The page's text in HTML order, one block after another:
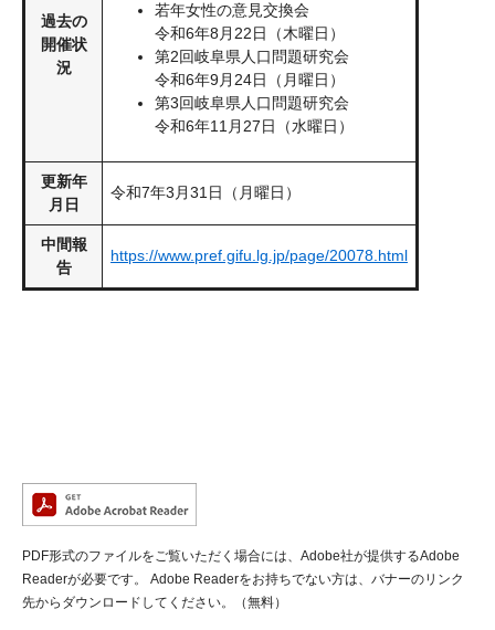
過去の
開催状
況
若年女性の意見交換会
令和6年8月22日（木曜日）
第2回岐阜県人口問題研究会
令和6年9月24日（月曜日）
第3回岐阜県人口問題研究会
​令和6年11月27日（水曜日）
更新年
月日
令和7年3月31日（月曜日）
中間報
告
https://www.pref.gifu.lg.jp/page/20078.html
PDF形式のファイルをご覧いただく場合には、Adobe社が提供するAdobe
Readerが必要です。
Adobe Readerをお持ちでない方は、バナーのリンク
先からダウンロードしてください。（無料）